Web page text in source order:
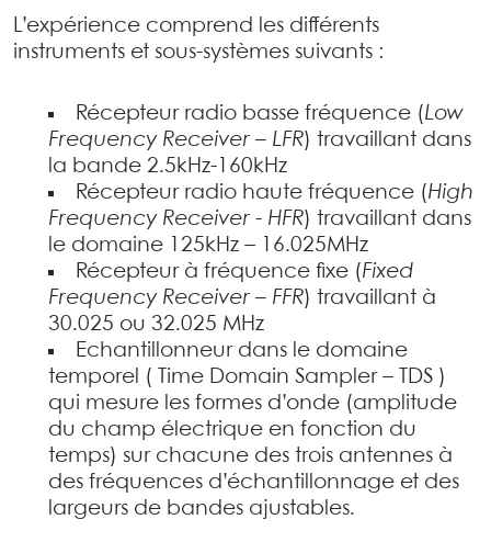
L’expérience comprend les différents
instruments et sous-systèmes suivants :
Récepteur radio basse fréquence (Low
Frequency Receiver – LFR) travaillant dans
la bande 2.5kHz-160kHz
Récepteur radio haute fréquence (High
Frequency Receiver - HFR) travaillant dans
le domaine 125kHz – 16.025MHz
Récepteur à fréquence fixe (Fixed
Frequency Receiver – FFR) travaillant à
30.025 ou 32.025 MHz
Echantillonneur dans le domaine
temporel ( Time Domain Sampler – TDS )
qui mesure les formes d’onde (amplitude
du champ électrique en fonction du
temps) sur chacune des trois antennes à
des fréquences d’échantillonnage et des
largeurs de bandes ajustables.